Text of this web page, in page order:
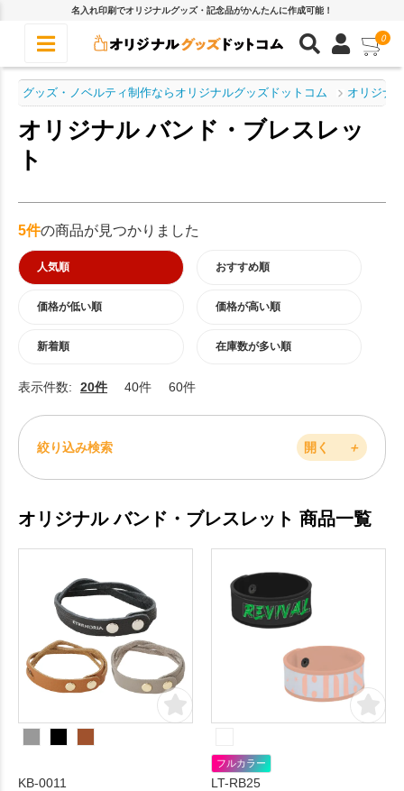
名入れ印刷でオリジナルグッズ・記念品がかんたんに作成可能！
0
グッズ・ノベルティ制作ならオリジナルグッズドットコム オリジナ
オリジナル バンド・ブレスレッ
ト
5件の商品が見つかりました
人気順 おすすめ順
価格が低い順 価格が高い順
新着順 在庫数が多い順
表示件数: 20件 40件 60件
絞り込み検索 開く ＋
オリジナル バンド・ブレスレット 商品一覧
KB-0011
フルカラー
LT-RB25